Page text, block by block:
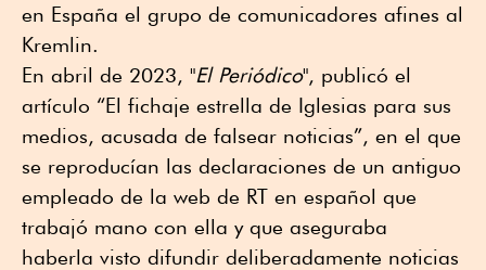
en España el grupo de comunicadores afines al
Kremlin.
En abril de 2023, "El Periódico", publicó el
artículo “El fichaje estrella de Iglesias para sus
medios, acusada de falsear noticias”, en el que
se reproducían las declaraciones de un antiguo
empleado de la web de RT en español que
trabajó mano con ella y que aseguraba
haberla visto difundir deliberadamente noticias